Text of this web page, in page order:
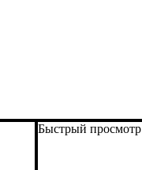
Быстрый просмотр